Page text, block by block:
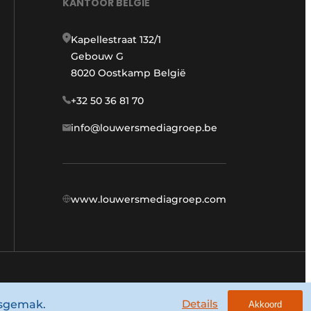
KANTOOR BELGIË
Kapellestraat 132/1
Gebouw G
8020 Oostkamp België
+32 50 36 81 70
info@louwersmediagroep.be
www.louwersmediagroep.com
Algemene voorwaarden Privacy policy
Details Akkoord